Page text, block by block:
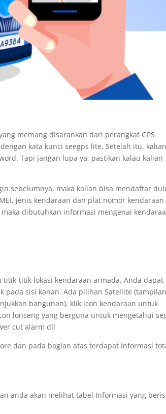
memang disarankan dari perangkat GPS
kata kunci seegps lite, Setelah itu, kalian
Tapi jangan lupa ya, pastikan kalau kalian
sebelumnya, maka kalian bisa mendaftar
jenis kendaraan dan plat nomor kendaraan
dibutuhkan informasi mengenai
titik-titik lokasi kendaraan armada. Anda dapat
pada sisi kanan. Ada pilihan Satellite (tampilan
bangunan). klik icon kendaraan untuk
lonceng yang berguna untuk mengetahui
cut alarm dll
dan pada bagian atas terdapat Informasi
anda akan melihat tabel Informasi yang